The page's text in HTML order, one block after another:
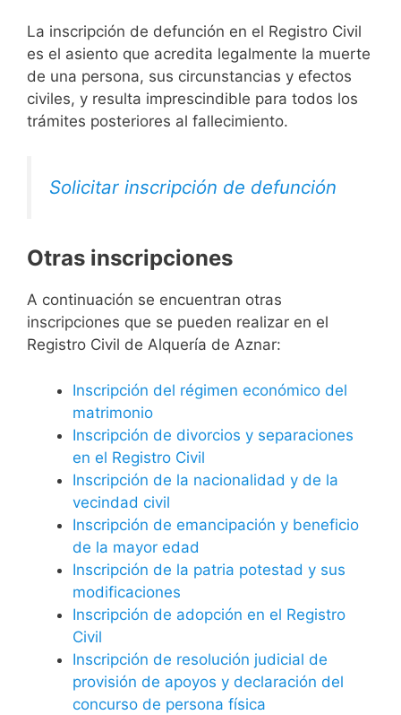
La inscripción de defunción en el Registro Civil
es el asiento que acredita legalmente la muerte
de una persona, sus circunstancias y efectos
civiles, y resulta imprescindible para todos los
trámites posteriores al fallecimiento.
Solicitar inscripción de defunción
Otras inscripciones
A continuación se encuentran otras
inscripciones que se pueden realizar en el
Registro Civil de Alquería de Aznar:
Inscripción del régimen económico del
matrimonio
Inscripción de divorcios y separaciones
en el Registro Civil
Inscripción de la nacionalidad y de la
vecindad civil
Inscripción de emancipación y beneficio
de la mayor edad
Inscripción de la patria potestad y sus
modificaciones
Inscripción de adopción en el Registro
Civil
Inscripción de resolución judicial de
provisión de apoyos y declaración del
concurso de persona física